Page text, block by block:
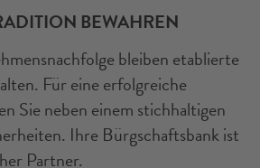
BEWAHREN
bleiben etablierte
Für eine erfolgreiche
Sie neben einem stichhaltigen
Ihre Bürgschaftsbank ist
Partner.